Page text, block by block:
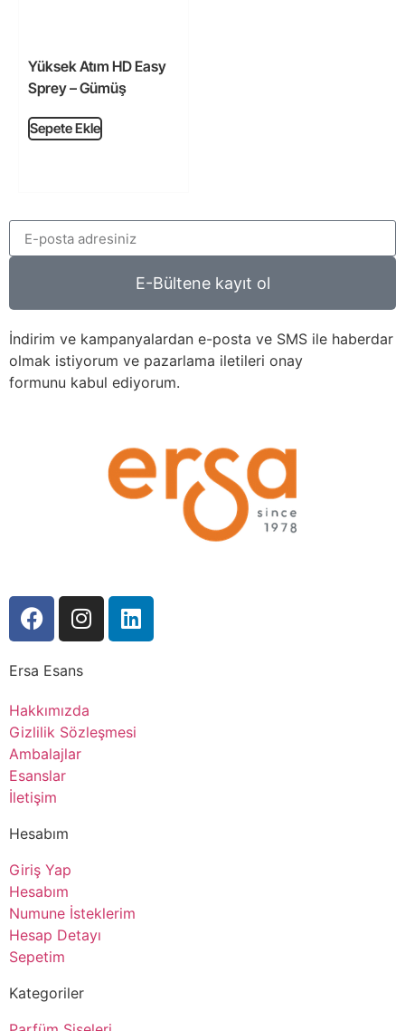
Yüksek Atım HD Easy
Sprey – Gümüş
Sepete Ekle
E-Bültene kayıt ol
İndirim ve kampanyalardan e-posta ve SMS ile haberdar
olmak istiyorum ve pazarlama iletileri onay
formunu kabul ediyorum.
Ersa Esans
Hakkımızda
Gizlilik Sözleşmesi
Ambalajlar
Esanslar
İletişim
Hesabım
Giriş Yap
Hesabım
Numune İsteklerim
Hesap Detayı
Sepetim
Kategoriler